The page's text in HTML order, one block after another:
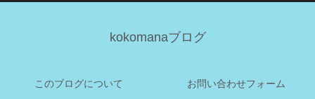
kokomanaブログ
このブログについて お問い合わせフォーム